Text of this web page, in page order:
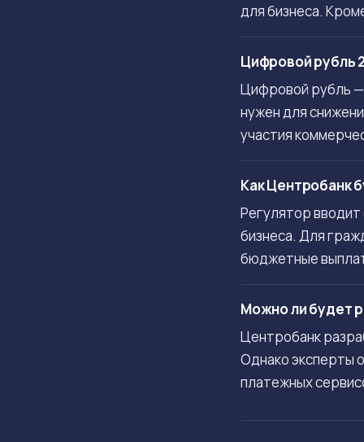
для бизнеса.
Цифровой рубль
Цифровой рубль —
нужен для
участия
Как Центробанк
Регулятор вводит
бизнеса. Для
бюджетные
Можно ли будет
Центробанк
Однако эксперты
платежных